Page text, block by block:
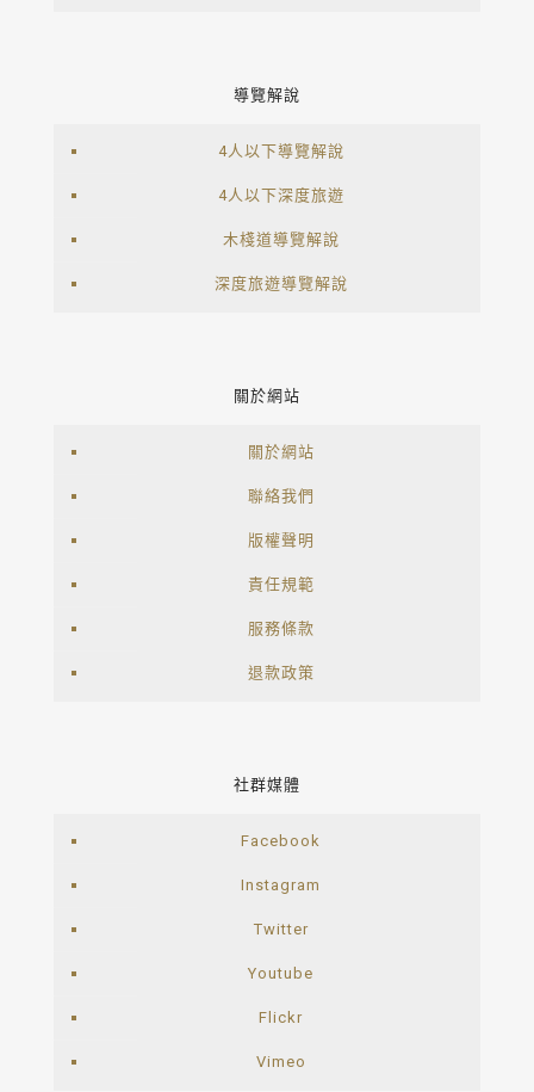
導覽解說
4人以下導覽解說
4人以下深度旅遊
木棧道導覽解說
深度旅遊導覽解說
關於網站
關於網站
聯絡我們
版權聲明
責任規範
服務條款
退款政策
社群媒體
Facebook
Instagram
Twitter
Youtube
Flickr
Vimeo